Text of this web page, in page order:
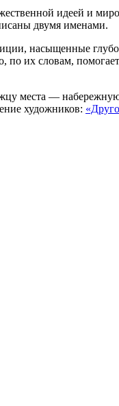
идеей и
двумя именами.
насыщенные
их словам,
места —
художников: